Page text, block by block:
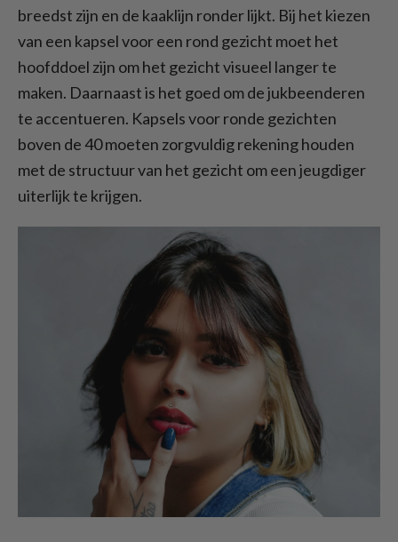
breedst zijn en de kaaklijn ronder lijkt. Bij het kiezen
van een kapsel voor een rond gezicht moet het
hoofddoel zijn om het gezicht visueel langer te
maken. Daarnaast is het goed om de jukbeenderen
te accentueren. Kapsels voor ronde gezichten
boven de 40 moeten zorgvuldig rekening houden
met de structuur van het gezicht om een jeugdiger
uiterlijk te krijgen.